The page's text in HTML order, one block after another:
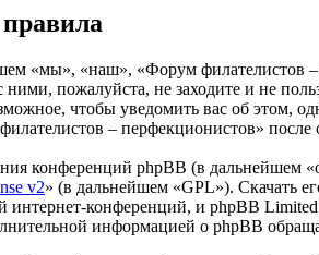
«мы», «наш», «Форум филателистов
пожалуйста, не заходите и не
чтобы уведомить вас об этом,
– перфекционистов»
конференций phpBB (в дальнейшем
v2» (в дальнейшем «GPL»). Скачать
конференций, и phpBB
информацией о phpBB